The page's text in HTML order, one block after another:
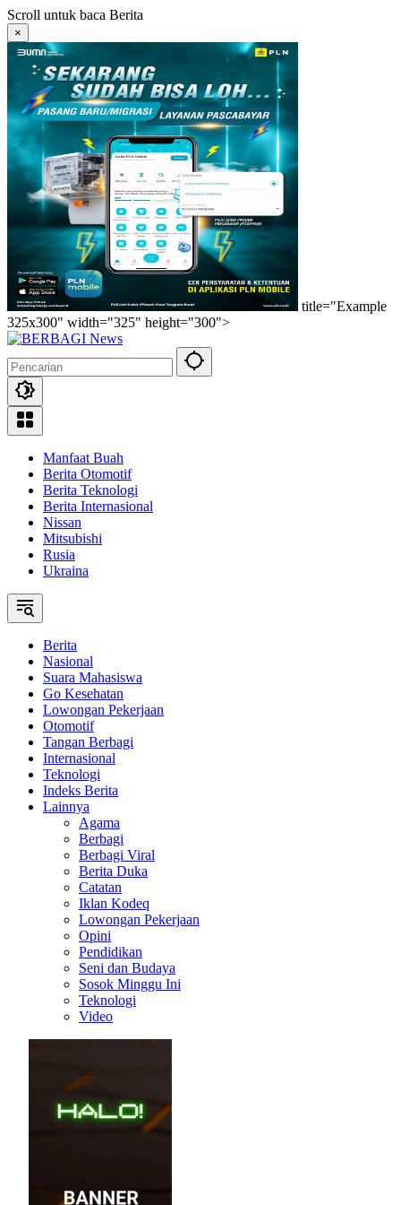
Langsung
ke
konten
Scroll untuk baca Berita
×
title="Example
325x300" width="325" height="300">
Manfaat Buah
Berita Otomotif
Berita Teknologi
Berita Internasional
Nissan
Mitsubishi
Rusia
Ukraina
Berita
Nasional
Suara Mahasiswa
Go Kesehatan
Lowongan Pekerjaan
Otomotif
Tangan Berbagi
Internasional
Teknologi
Indeks Berita
Lainnya
Agama
Berbagi
Berbagi Viral
Berita Duka
Catatan
Iklan Kodeq
Lowongan Pekerjaan
Opini
Pendidikan
Seni dan Budaya
Sosok Minggu Ini
Teknologi
Video